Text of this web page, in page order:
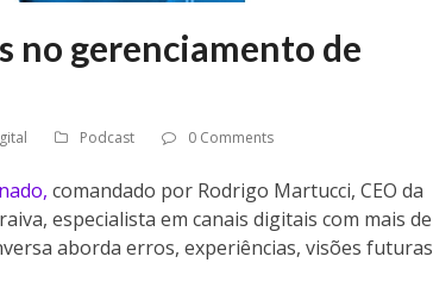
no gerenciamento de
Podcast 0 Comments
comandado por Rodrigo Martucci, CEO da
especialista em canais digitais com mais de
aborda erros, experiências, visões futuras